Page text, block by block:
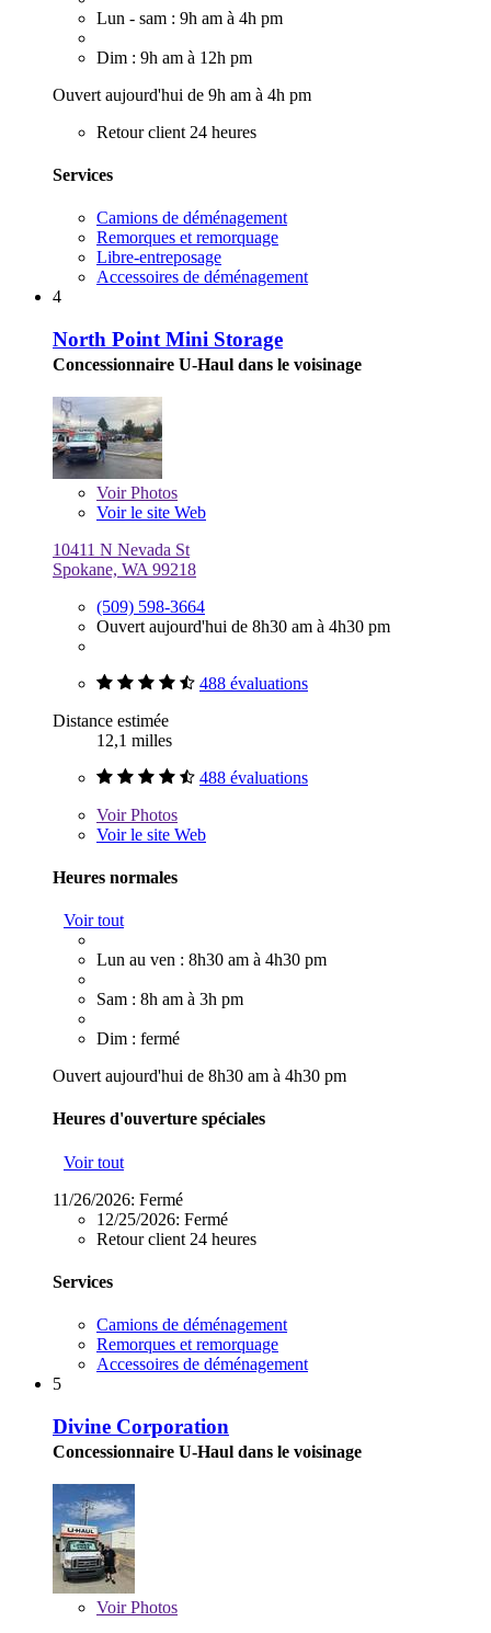
Lun - sam : 9h am à 4h pm
Dim : 9h am à 12h pm
Ouvert aujourd'hui de 9h am à 4h pm
Retour client 24 heures
Services
Camions de déménagement
Remorques et remorquage
Libre-entreposage
Accessoires de déménagement
4
North Point Mini Storage
Concessionnaire U-Haul dans le voisinage
VoirPhotos
Voir le site Web
10411 N Nevada St
Spokane, WA 99218
(509) 598-3664
Ouvert aujourd'hui de 8h30 am à 4h30 pm
488 évaluations
Distance estimée
12,1 milles
488 évaluations
VoirPhotos
Voir le site Web
Heures normales
Voir tout
Lun au ven : 8h30 am à 4h30 pm
Sam : 8h am à 3h pm
Dim : fermé
Ouvert aujourd'hui de 8h30 am à 4h30 pm
Heures d'ouverture spéciales
Voir tout
11/26/2026: Fermé
12/25/2026: Fermé
Retour client 24 heures
Services
Camions de déménagement
Remorques et remorquage
Accessoires de déménagement
5
Divine Corporation
Concessionnaire U-Haul dans le voisinage
VoirPhotos